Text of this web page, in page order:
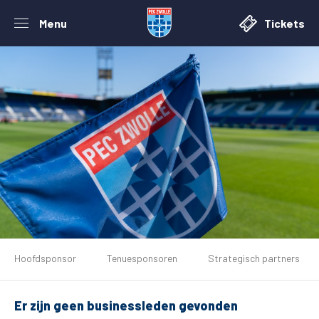
Menu Tickets
Tickets
Matchdays
Hoofdsponsor Tenuesponsoren Strategisch partners
Er zijn geen businessleden gevonden